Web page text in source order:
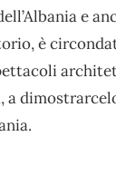
e
è
a